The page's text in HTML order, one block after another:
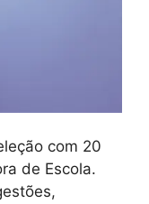
com 20
de Escola.